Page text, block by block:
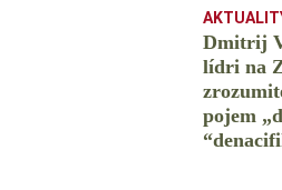
Dmitrij
lídri na
pojem